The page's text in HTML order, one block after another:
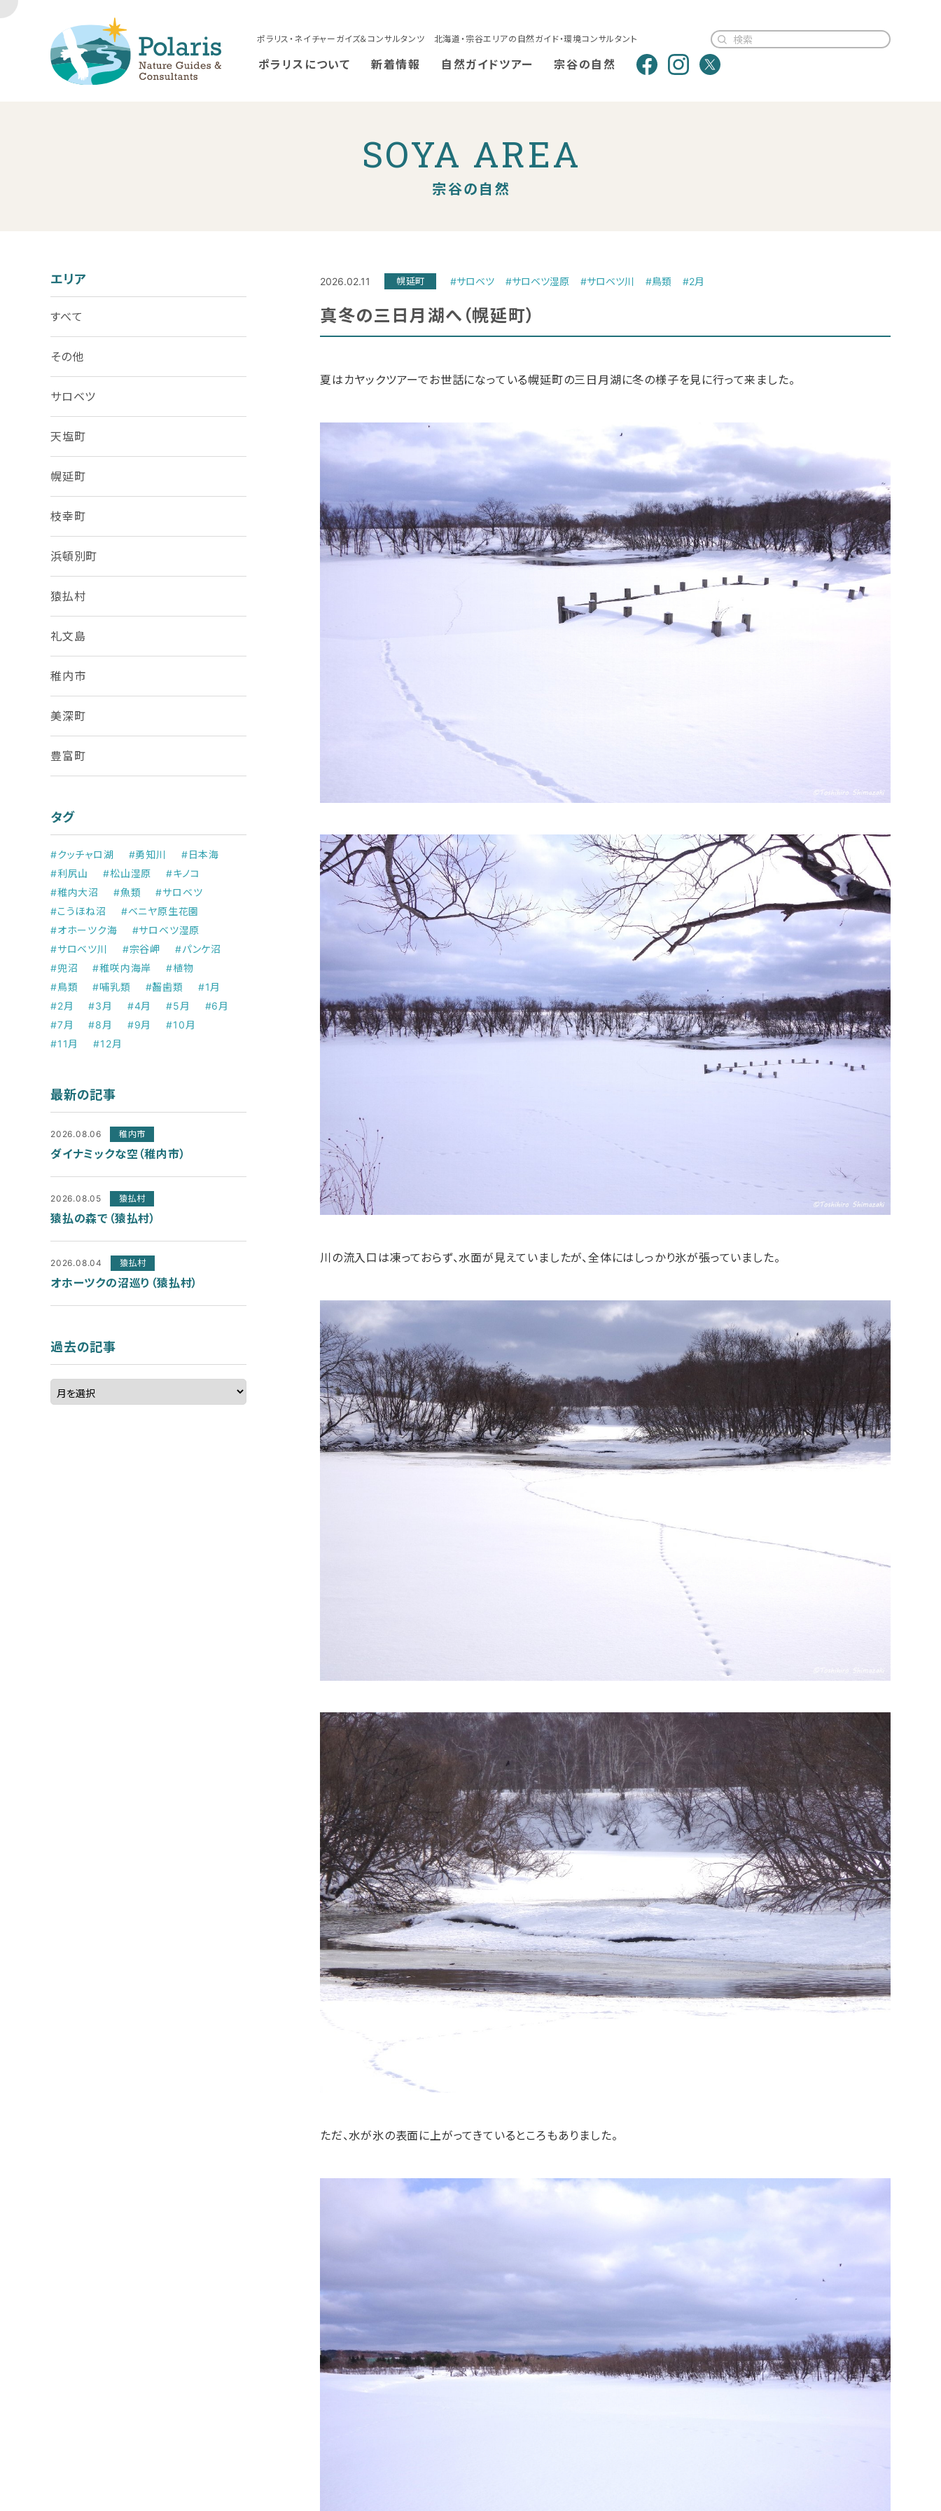
ポラリス・ネイチャーガイズ＆コンサルタンツ 北海道・宗谷エリアの自然ガイド・環境コンサルタント
ポラリスについて 新着情報 自然ガイドツアー 宗谷の自然
SOYA AREA
宗谷の自然
2026.02.11 幌延町 #サロベツ #サロベツ湿原 #サロベツ川 #鳥類 #2月
真冬の三日月湖へ（幌延町）
夏はカヤックツアーでお世話になっている幌延町の三日月湖に冬の様子を見に行って来ました。
川の流入口は凍っておらず、水面が見えていましたが、全体にはしっかり氷が張っていました。
ただ、水が氷の表面に上がってきているところもありました。
エリア
すべて
その他
サロベツ
天塩町
幌延町
枝幸町
浜頓別町
猿払村
礼文島
稚内市
美深町
豊富町
タグ
#クッチャロ湖 #勇知川
#日本海
#利尻山
#松山湿原
#キノコ
#稚内大沼
#魚類
#サロベツ
#こうほね沼
#ベニヤ原生花園
#オホーツク海
#サロベツ湿原
#サロベツ川
#宗谷岬
#パンケ沼
#兜沼
#稚咲内海岸
#植物
#鳥類
#哺乳類 #齧歯類
#1月
#2月
#3月 #4月 #5月
#6月
#7月
#8月 #9月
#10月
#11月
#12月
最新の記事
2026.08.06 稚内市
ダイナミックな空（稚内市）
2026.08.05 猿払村
猿払の森で（猿払村）
2026.08.04 猿払村
オホーツクの沼巡り（猿払村）
過去の記事